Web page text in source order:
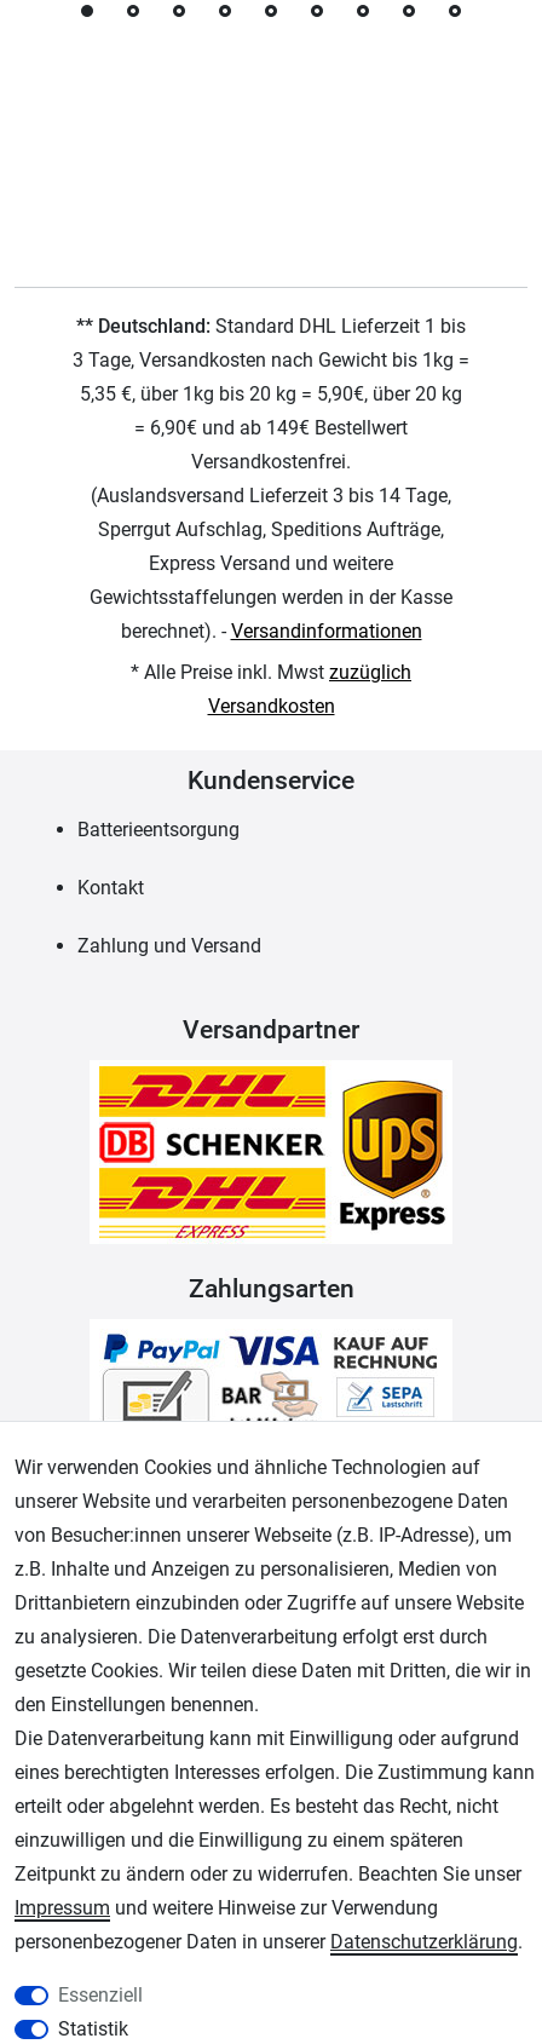
** Deutschland: Standard DHL Lieferzeit 1 bis
3 Tage, Versandkosten nach Gewicht bis 1kg =
5,35 €, über 1kg bis 20 kg = 5,90€, über 20 kg
= 6,90€ und ab 149€ Bestellwert
Versandkostenfrei.
(Auslandsversand Lieferzeit 3 bis 14 Tage,
Sperrgut Aufschlag, Speditions Aufträge,
Express Versand und weitere
Gewichtsstaffelungen werden in der Kasse
berechnet). -Versandinformationen
* Alle Preise inkl. Mwst zuzüglich
Versandkosten
Kundenservice
Batterieentsorgung
Kontakt
Zahlung und Versand
Versandpartner
Zahlungsarten
Geprüfter Shop
AGB Widerrufsrecht Datenschutz Impressum
Unsere weiteren Shops:
Schmincke-City.de
Plotter-City.com
Schneideplotter, Transferpressen, Siebdruck und Plotterfolien
Wir verwenden Cookies und ähnliche Technologien auf
unserer Website und verarbeiten personenbezogene Daten
von Besucher:innen unserer Webseite (z.B. IP-Adresse), um
z.B. Inhalte und Anzeigen zu personalisieren, Medien von
Drittanbietern einzubinden oder Zugriffe auf unsere Website
zu analysieren. Die Datenverarbeitung erfolgt erst durch
gesetzte Cookies. Wir teilen diese Daten mit Dritten, die wir in
den Einstellungen benennen.
Die Datenverarbeitung kann mit Einwilligung oder aufgrund
eines berechtigten Interesses erfolgen. Die Zustimmung kann
erteilt oder abgelehnt werden. Es besteht das Recht, nicht
einzuwilligen und die Einwilligung zu einem späteren
Zeitpunkt zu ändern oder zu widerrufen. Beachten Sie unser
Impressum und weitere Hinweise zur Verwendung
personenbezogener Daten in unserer Daten­schutz­erklärung.
Essenziell
Statistik